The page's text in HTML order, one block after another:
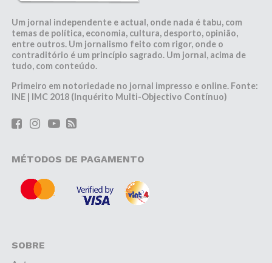
Um jornal independente e actual, onde nada é tabu, com
temas de política, economia, cultura, desporto, opinião,
entre outros. Um jornalismo feito com rigor, onde o
contraditório é um princípio sagrado. Um jornal, acima de
tudo, com conteúdo.
Primeiro em notoriedade no jornal impresso e online. Fonte:
INE | IMC 2018 (Inquérito Multi-Objectivo Contínuo)
MÉTODOS DE PAGAMENTO
SOBRE